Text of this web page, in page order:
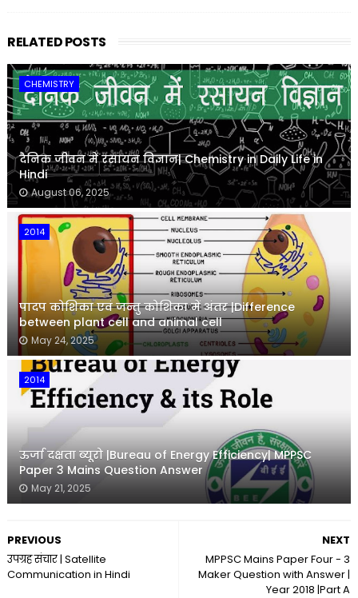
RELATED POSTS
CHEMISTRY
दैनिक जीवन में रसायन विज्ञान| Chemistry in Daily Life in
Hindi
August 06, 2025
2014
पादप कोशिका एवं जन्तु कोशिका में अंतर |Difference
between plant cell and animal cell
May 24, 2025
2014
ऊर्जा दक्षता ब्यूरो |Bureau of Energy Efficiency| MPPSC
Paper 3 Mains Question Answer
May 21, 2025
NEXT
MPPSC Mains Paper Four - 3
Maker Question with Answer |
Year 2018 |Part A
PREVIOUS
उपग्रह संचार | Satellite
Communication in Hindi